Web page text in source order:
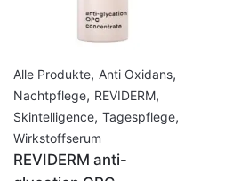
Alle Produkte, Anti Oxidans,
Nachtpflege, REVIDERM,
Skintelligence, Tagespflege,
Wirkstoffserum
REVIDERM anti-